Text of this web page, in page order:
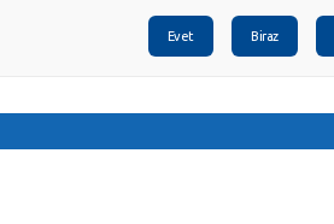
Evet Biraz